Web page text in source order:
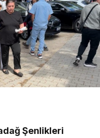
Şenlikleri